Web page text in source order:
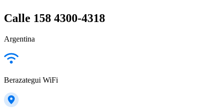
Calle 158 4300-4318
Argentina
Berazategui WiFi